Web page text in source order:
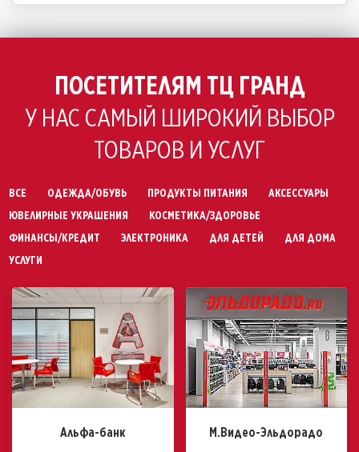
ПОСЕТИТЕЛЯМ ТЦ ГРАНД
У НАС САМЫЙ ШИРОКИЙ ВЫБОР
ТОВАРОВ И УСЛУГ
ВСЕ ОДЕЖДА/ОБУВЬ ПРОДУКТЫ ПИТАНИЯ
АКСЕССУАРЫ
ЮВЕЛИРНЫЕ УКРАШЕНИЯ
КОСМЕТИКА/ЗДОРОВЬЕ
ФИНАНСЫ/КРЕДИТ
ЭЛЕКТРОНИКА ДЛЯ ДЕТЕЙ
ДЛЯ ДОМА
УСЛУГИ
Альфа-банк М.Видео-Эльдорадо